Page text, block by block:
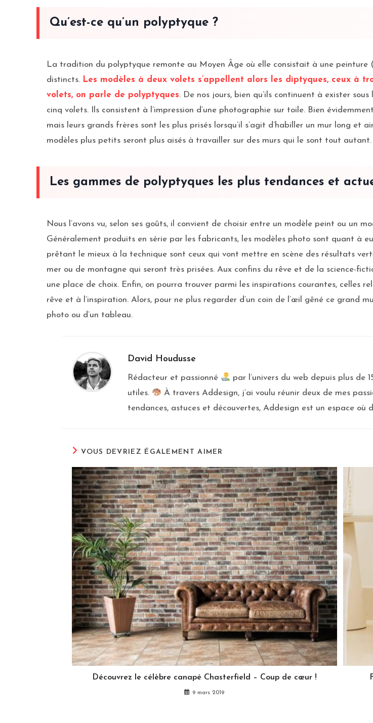
Qu’est-ce qu’un polyptyque ?
La tradition du polyptyque remonte au Moyen Âge où elle consistait à une peinture
distincts. Les modèles à deux volets s’appellent alors les diptyques, ceux à
volets, on parle de polyptyques. De nos jours, bien qu’ils continuent à exister
cinq volets. Ils consistent à l’impression d’une photographie sur toile. Bien
mais leurs grands frères sont les plus prisés lorsqu’il s’agit d’habiller un mur long
modèles plus petits seront plus aisés à travailler sur des murs qui le sont tout autant.
Les gammes de polyptyques les plus tendances et
Nous l’avons vu, selon ses goûts, il convient de choisir entre un modèle peint ou un
Généralement produits en série par les fabricants, les modèles photo sont quant à
prêtant le mieux à la technique sont ceux qui vont mettre en scène des résultats
mer ou de montagne qui seront très prisées. Aux confins du rêve et de la science-
une place de choix. Enfin, on pourra trouver parmi les inspirations courantes, celles
rêve et à l’inspiration. Alors, pour ne plus regarder d’un coin de l’œil gêné ce grand
photo ou d’un tableau.
David Houdusse
Rédacteur et passionné
par l’univers du web depuis plus de
utiles.
À travers Addesign, j’ai voulu réunir deux de mes
tendances, astuces et découvertes, Addesign est un espace
VOUS DEVRIEZ ÉGALEMENT AIMER
Découvrez le célèbre canapé Chasterfield – Coup de cœur !
9 mars 2019